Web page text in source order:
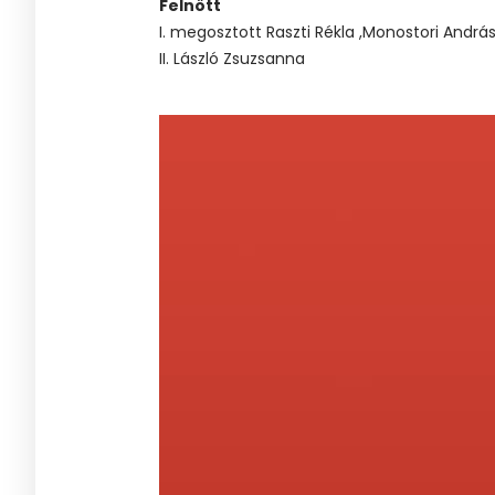
Felnőtt
I. megosztott Raszti Rékla ,Monostori András
II. László Zsuzsanna